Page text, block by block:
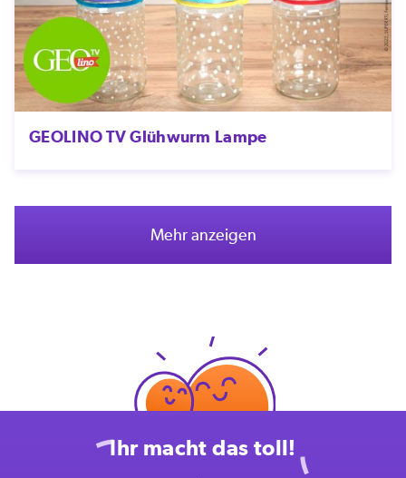
GEOLINO TV Glühwurm Lampe
Mehr anzeigen
Ihr macht das toll!